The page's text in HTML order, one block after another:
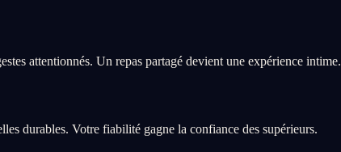
attentionnés. Un repas partagé devient une expérience intime.
durables. Votre fiabilité gagne la confiance des supérieurs.